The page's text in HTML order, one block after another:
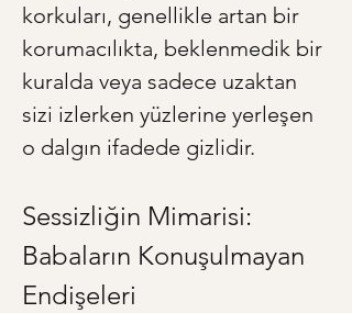
korkuları, genellikle artan bir
korumacılıkta, beklenmedik bir
kuralda veya sadece uzaktan
sizi izlerken yüzlerine yerleşen
o dalgın ifadede gizlidir.
Sessizliğin Mimarisi:
Babaların Konuşulmayan
Endişeleri